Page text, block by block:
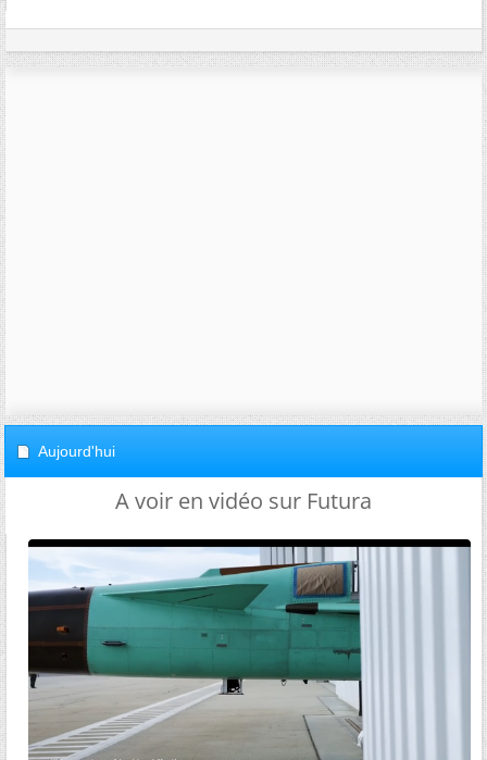
Aujourd'hui
A voir en vidéo sur Futura